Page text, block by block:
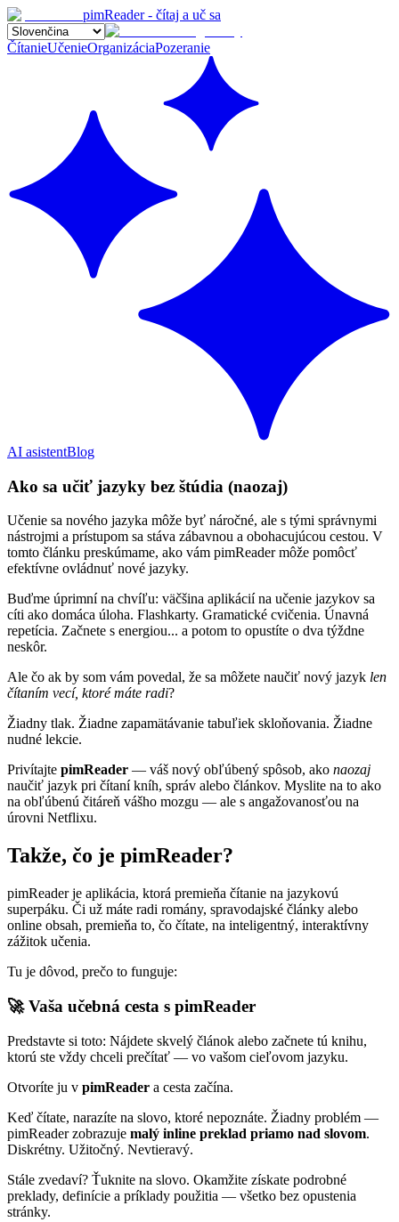
pimReader - čítaj a uč sa
ČítanieUčenieOrganizáciaPozeranie
AI asistentBlog
Ako sa učiť jazyky bez štúdia (naozaj)
Učenie sa nového jazyka môže byť náročné, ale s tými správnymi
nástrojmi a prístupom sa stáva zábavnou a obohacujúcou cestou. V
tomto článku preskúmame, ako vám pimReader môže pomôcť
efektívne ovládnuť nové jazyky.
Buďme úprimní na chvíľu: väčšina aplikácií na učenie jazykov sa
cíti ako domáca úloha. Flashkarty. Gramatické cvičenia. Únavná
repetícia. Začnete s energiou... a potom to opustíte o dva týždne
neskôr.
Ale čo ak by som vám povedal, že sa môžete naučiť nový jazyk len
čítaním vecí, ktoré máte radi?
Žiadny tlak. Žiadne zapamätávanie tabuľiek skloňovania. Žiadne
nudné lekcie.
Privítajte pimReader — váš nový obľúbený spôsob, ako naozaj
naučiť jazyk pri čítaní kníh, správ alebo článkov. Myslite na to ako
na obľúbenú čitáreň vášho mozgu — ale s angažovanosťou na
úrovni Netflixu.
Takže, čo je pimReader?
pimReader je aplikácia, ktorá premieňa čítanie na jazykovú
superpáku. Či už máte radi romány, spravodajské články alebo
online obsah, premieňa to, čo čítate, na inteligentný, interaktívny
zážitok učenia.
Tu je dôvod, prečo to funguje:
🚀 Vaša učebná cesta s pimReader
Predstavte si toto: Nájdete skvelý článok alebo začnete tú knihu,
ktorú ste vždy chceli prečítať — vo vašom cieľovom jazyku.
Otvoríte ju v pimReader a cesta začína.
Keď čítate, narazíte na slovo, ktoré nepoznáte. Žiadny problém —
pimReader zobrazuje malý inline preklad priamo nad slovom.
Diskrétny. Užitočný. Nevtieravý.
Stále zvedaví? Ťuknite na slovo. Okamžite získate podrobné
preklady, definície a príklady použitia — všetko bez opustenia
stránky.